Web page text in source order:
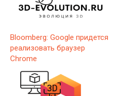
Bloomberg: Google придется
реализовать браузер
Chrome